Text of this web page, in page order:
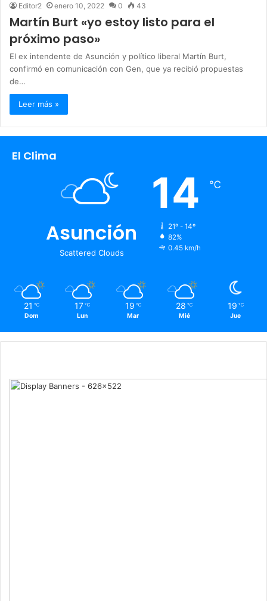
Editor2 enero 10, 2022 0 43
Martín Burt «yo estoy listo para el
próximo paso»
El ex intendente de Asunción y político liberal Martín Burt,
confirmó en comunicación con Gen, que ya recibió propuestas
de…
Leer más »
El Clima
Asunción
Scattered Clouds
14 ℃
21º - 14º
82%
0.45 km/h
21 ℃
Dom
17 ℃
Lun
19 ℃
Mar
28 ℃
Mié
19 ℃
Jue